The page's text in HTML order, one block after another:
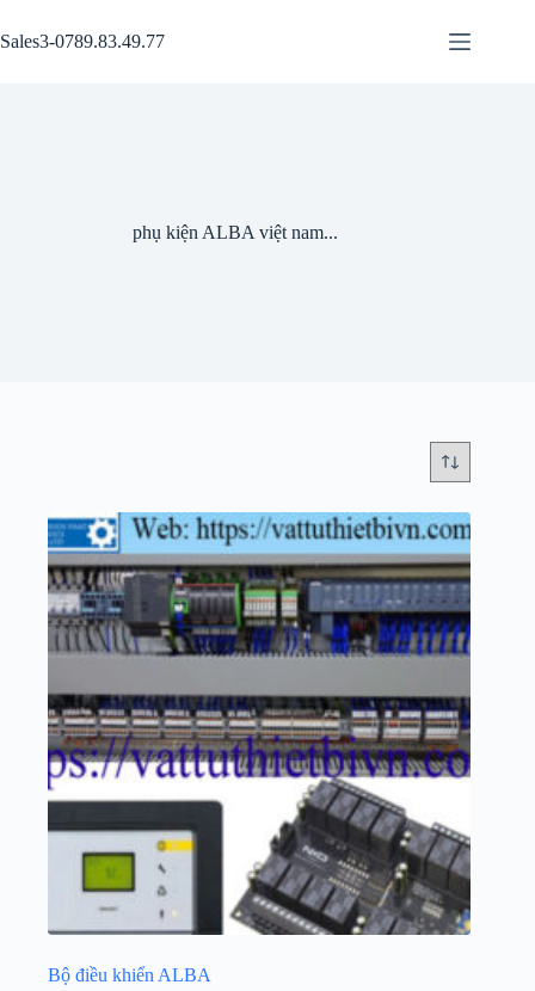
đến
phần
Sales3-0789.83.49.77
phụ kiện ALBA việt nam...
Bộ điều khiển ALBA